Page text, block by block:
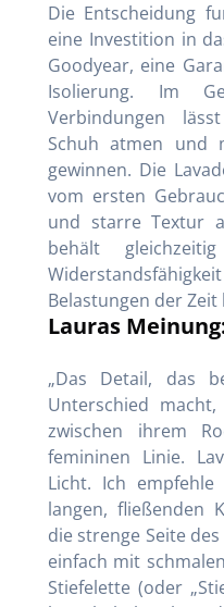
Die Entscheidung
eine Investition in
Goodyear, eine
Isolierung. Im
Verbindungen
Schuh atmen
gewinnen. Die
vom ersten
und starre Textur
behält
Belastungen der Zeit
Lauras
„Das Detail, das
Unterschied
zwischen ihrem
femininen Linie.
Licht. Ich
langen, fließenden
die strenge Seite
einfach mit
Stiefelette (oder